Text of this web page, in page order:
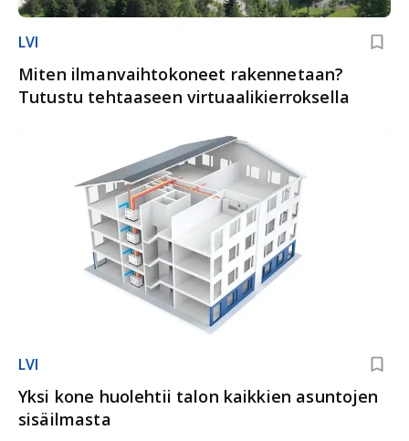
LVI
Miten ilmanvaihtokoneet rakennetaan?
Tutustu tehtaaseen virtuaalikierroksella
LVI
Yksi kone huolehtii talon kaikkien asuntojen
sisäilmasta